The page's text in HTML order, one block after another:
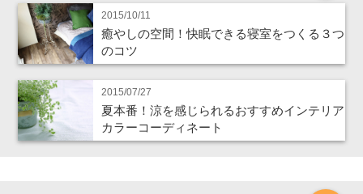
2015/10/11
癒やしの空間！快眠できる寝室をつくる３つ
のコツ
2015/07/27
夏本番！涼を感じられるおすすめインテリア
カラーコーディネート